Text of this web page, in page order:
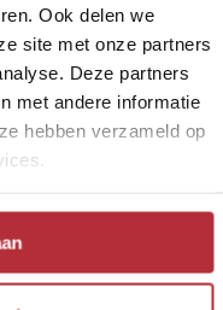
Ook delen we
site met onze partners
Deze partners
met andere informatie
hebben verzameld op
de
op het
een van de smalste
die hoog boven het
stil en elektrisch
door het fjord glijdt.
dorpjes en